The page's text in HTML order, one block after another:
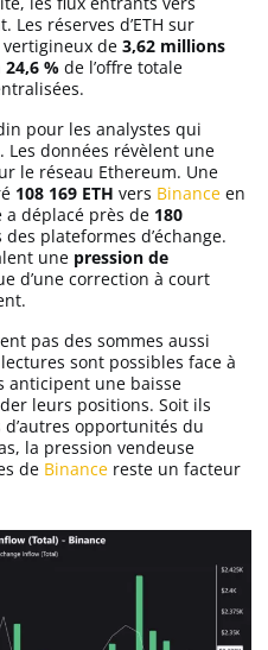
réserves d’ETH sur
vertigineux de 3,62 millions
24,6 % de l’offre totale
pour les analystes qui
données révèlent une
le réseau Ethereum. Une
108 169 ETH vers Binance en
déplacé près de 180
des plateformes d’échange.
une pression de
d’une correction à court
pas des sommes aussi
sont possibles face à
anticipent une baisse
leurs positions. Soit ils
opportunités du
la pression vendeuse
de Binance reste un facteur